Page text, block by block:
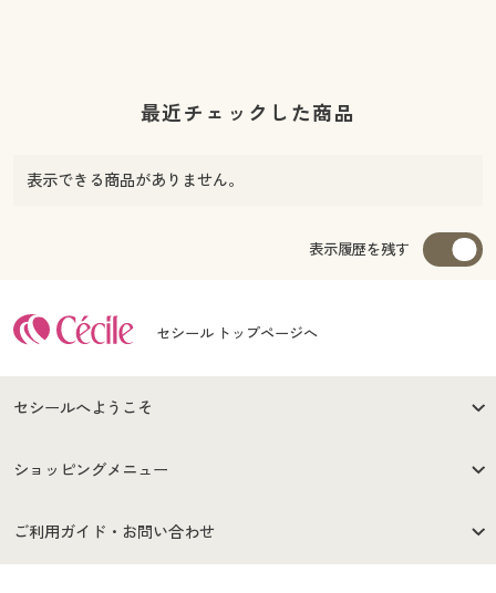
最近チェックした商品
表示できる商品がありません。
表示履歴を残す
セシール トップページへ
セシールへようこそ
はじめての方へ
セシールご利用規約
ショッピングメニュー
商品カテゴリ
ご利用ガイド・お問い合わせ